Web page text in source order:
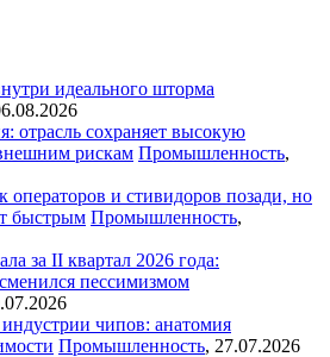
идеального шторма
отрасль сохраняет высокую
рискам Промышленность,
операторов и стивидоров позади, но
быстрым Промышленность,
за II квартал 2026 года:
пессимизмом
чипов: анатомия
Промышленность, 27.07.2026